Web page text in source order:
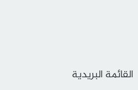
القائمة البريدية